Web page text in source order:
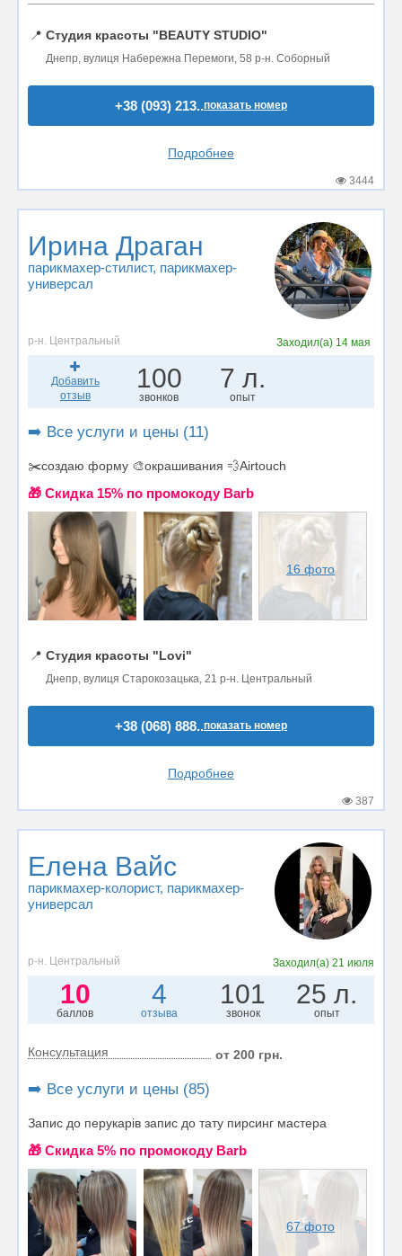
📍 Студия красоты "BEAUTY STUDIO"
Днепр, вулиця Набережна Перемоги, 58 р-н. Соборный
+38 (093) 213..показать номер
Подробнее
3444
Ирина Драган
парикмахер-стилист, парикмахер-
универсал
р-н. Центральный Заходил(а) 14 мая
Добавить
отзыв
100
звонков
7 л.
опыт
➡️ Все услуги и цены (11)
✂️создаю форму 🎨окрашивания 💨Airtouch
🎁 Cкидка 15% по промокоду Barb
16 фото
📍 Студия красоты "Lovi"
Днепр, вулиця Старокозацька, 21 р-н. Центральный
+38 (068) 888..показать номер
Подробнее
387
Елена Вайс
парикмахер-колорист, парикмахер-
универсал
р-н. Центральный Заходил(а) 21 июля
10
баллов
4
отзыва
101
звонок
25 л.
опыт
Консультация от 200 грн.
➡️ Все услуги и цены (85)
Запис до перукарів запис до тату пирсинг мастера
🎁 Cкидка 5% по промокоду Barb
67 фото